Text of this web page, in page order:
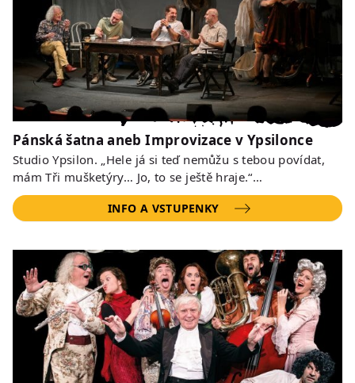
Pánská šatna aneb Improvizace v Ypsilonce
Studio Ypsilon. „Hele já si teď nemůžu s tebou povídat,
mám Tři mušketýry… Jo, to se ještě hraje.“…
INFO A VSTUPENKY